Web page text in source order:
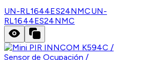
UN-RL1644ES24NMCUN-
RL1644ES24NMC